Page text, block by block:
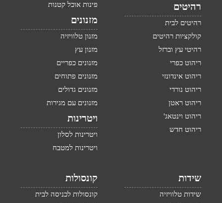
רהיטים
רהיטים לבית
קולקציות רהיטים
רהיטי עץ וברזל
ריהוט כפרי
ריהוט אינדונזי
ריהוט נורדי
ריהוט ראטן
ריהוט וינטאג'
ריהוט חדש
פינות אוכל קטנות
מזנונים
מזנון טלוויזיה
מזנון עץ
מזנונים כפריים
מזנונים פתוחים
מזנונים גדולים
מזנונים עם מגירות
ויטרינות
ויטרינות לסלון
ויטרינות למטבח
שידות
שידות טלוויזיה
קונסולות
קונסולות לכניסה לבית